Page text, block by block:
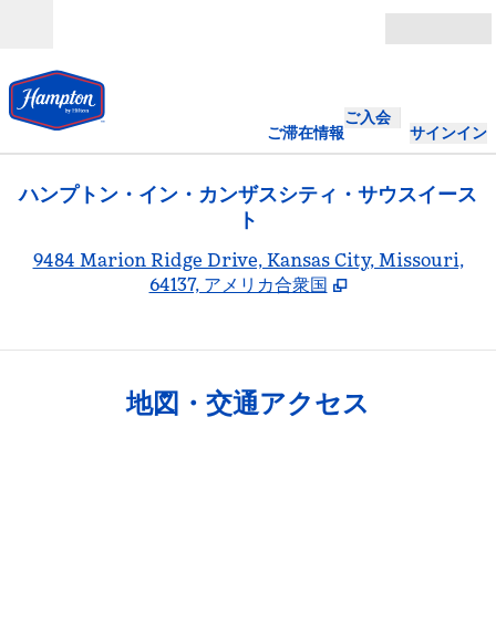
ご滞在情報
ご入会
サインイン
ハンプトン・イン・カンザスシティ・サウスイース
ト
9484 Marion Ridge Drive, Kansas City, Missouri,
64137, アメリカ合衆国
地図・交通アクセス